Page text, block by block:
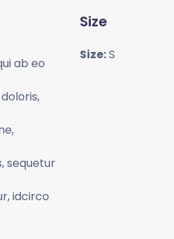
ab eo
sequetur
idcirco
Size
Size:S